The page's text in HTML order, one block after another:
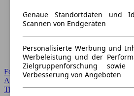
Forum Startseite
Alle Auto-Foren
Themen-Forum
Genaue Standortdaten und
Scannen von Endgeräten
Personalisierte Werbung und
Werbeleistung und der
Zielgruppenforschung
Verbesserung von Angeboten